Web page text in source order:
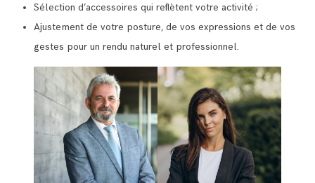
Sélection d’accessoires qui reflètent votre activité ;
Ajustement de votre posture, de vos expressions et de vos
gestes pour un rendu naturel et professionnel.